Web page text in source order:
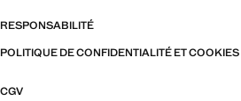
RESPONSABILITÉ
POLITIQUE DE CONFIDENTIALITÉ ET COOKIES
CGV